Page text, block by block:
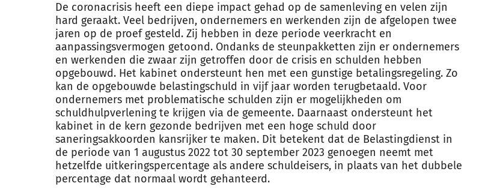
De coronacrisis heeft een diepe impact gehad op de samenleving en velen zijn
hard geraakt. Veel bedrijven, ondernemers en werkenden zijn de afgelopen twee
jaren op de proef gesteld. Zij hebben in deze periode veerkracht en
aanpassingsvermogen getoond. Ondanks de steunpakketten zijn er ondernemers
en werkenden die zwaar zijn getroffen door de crisis en schulden hebben
opgebouwd. Het kabinet ondersteunt hen met een gunstige betalingsregeling. Zo
kan de opgebouwde belastingschuld in vijf jaar worden terugbetaald. Voor
ondernemers met problematische schulden zijn er mogelijkheden om
schuldhulpverlening te krijgen via de gemeente. Daarnaast ondersteunt het
kabinet in de kern gezonde bedrijven met een hoge schuld door
saneringsakkoorden kansrijker te maken. Dit betekent dat de Belastingdienst in
de periode van 1 augustus 2022 tot 30 september 2023 genoegen neemt met
hetzelfde uitkeringspercentage als andere schuldeisers, in plaats van het dubbele
percentage dat normaal wordt gehanteerd.